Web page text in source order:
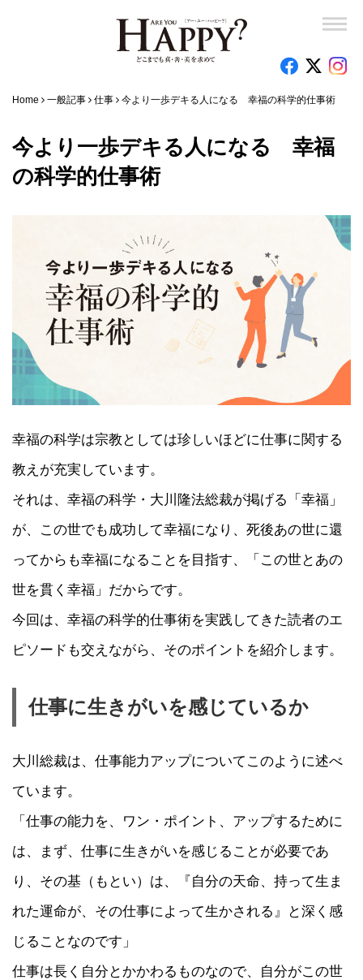
Home 一般記事 仕事 今より一歩デキる人になる 幸福の科学的仕事術
今より一歩デキる人になる 幸福
の科学的仕事術
幸福の科学は宗教としては珍しいほどに仕事に関する
教えが充実しています。
それは、幸福の科学・大川隆法総裁が掲げる「幸福」
が、この世でも成功して幸福になり、死後あの世に還
ってからも幸福になることを目指す、「この世とあの
世を貫く幸福」だからです。
今回は、幸福の科学的仕事術を実践してきた読者のエ
ピソードも交えながら、そのポイントを紹介します。
仕事に生きがいを感じているか
大川総裁は、仕事能力アップについてこのように述べ
ています。
「仕事の能力を、ワン・ポイント、アップするために
は、まず、仕事に生きがいを感じることが必要であ
り、その基（もとい）は、『自分の天命、持って生ま
れた運命が、その仕事によって生かされる』と深く感
じることなのです」
仕事は長く自分とかかわるものなので、自分がこの世